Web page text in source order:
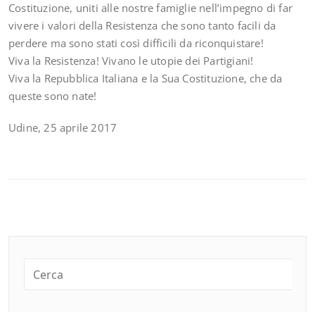
Costituzione, uniti alle nostre famiglie nell’impegno di far
vivere i valori della Resistenza che sono tanto facili da
perdere ma sono stati così difficili da riconquistare!
Viva la Resistenza! Vivano le utopie dei Partigiani!
Viva la Repubblica Italiana e la Sua Costituzione, che da
queste sono nate!
Udine, 25 aprile 2017